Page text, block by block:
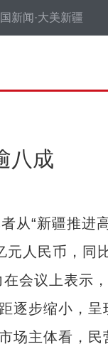
新闻·大美新疆
八成
“新疆推进
人民币，同
议上表示
逐步缩小，
场主体看，